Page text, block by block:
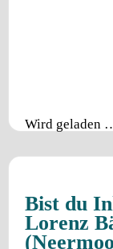
Wird geladen
Bist du
Lorenz